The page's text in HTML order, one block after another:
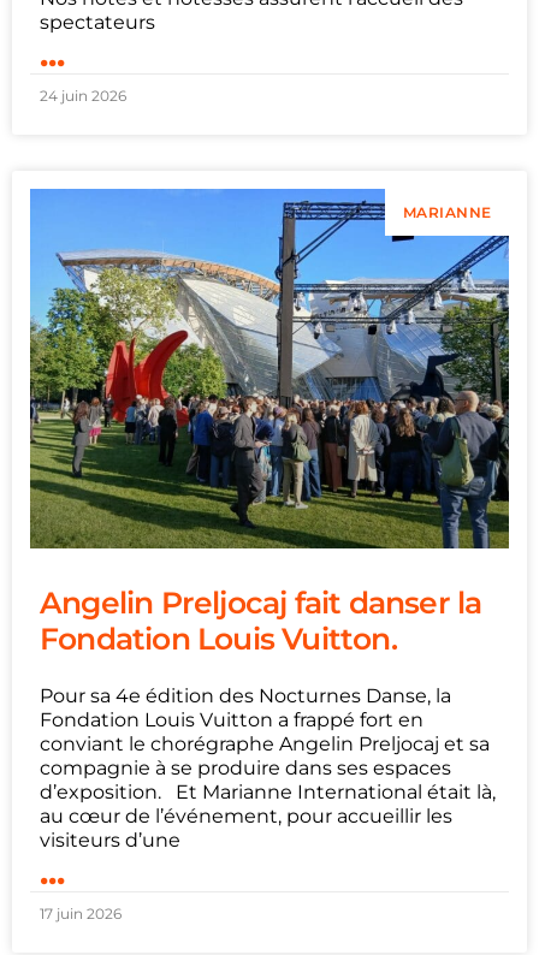
spectateurs
...
24 juin 2026
MARIANNE
Angelin Preljocaj fait danser la
Fondation Louis Vuitton.
Pour sa 4e édition des Nocturnes Danse, la
Fondation Louis Vuitton a frappé fort en
conviant le chorégraphe Angelin Preljocaj et sa
compagnie à se produire dans ses espaces
d’exposition. Et Marianne International était là,
au cœur de l’événement, pour accueillir les
visiteurs d’une
...
17 juin 2026